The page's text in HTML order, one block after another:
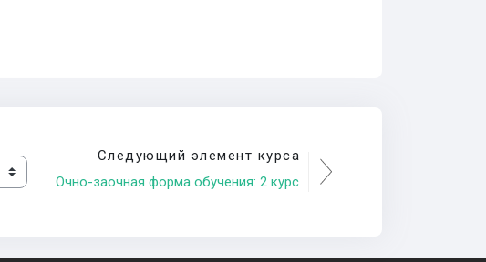
Следующий элемент курса
Очно-заочная форма обучения: 2 курс